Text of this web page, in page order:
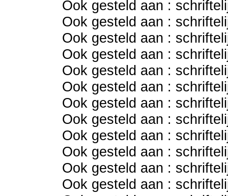
Ook gesteld aan :
Ook gesteld aan :
Ook gesteld aan :
Ook gesteld aan :
Ook gesteld aan :
Ook gesteld aan :
Ook gesteld aan :
Ook gesteld aan :
Ook gesteld aan :
Ook gesteld aan :
Ook gesteld aan :
Ook gesteld aan :